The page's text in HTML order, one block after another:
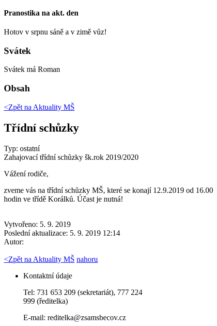
Pranostika na akt. den
Hotov v srpnu sáně a v zimě vůz!
Svátek
Svátek má Roman
Obsah
<Zpět na Aktuality MŠ
Třídní schůzky
Typ: ostatní
Zahajovací třídní schůzky šk.rok 2019/2020
Vážení rodiče,
zveme vás na třídní schůzky MŠ, které se konají 12.9.2019 od 16.00
hodin ve třídě Korálků. Účast je nutná!
Vytvořeno: 5. 9. 2019
Poslední aktualizace: 5. 9. 2019 12:14
Autor:
<Zpět na Aktuality MŠ nahoru
Kontaktní údaje
Tel: 731 653 209 (sekretariát), 777 224
999 (ředitelka)
E-mail: reditelka@zsamsbecov.cz